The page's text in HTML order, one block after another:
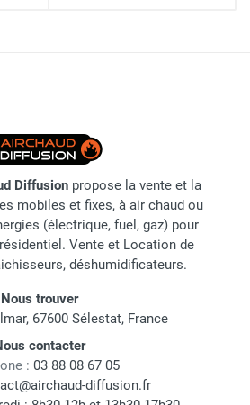
Diffusion propose la vente et la
mobiles et fixes, à air chaud ou
(électrique, fuel, gaz) pour
Vente et Location de
déshumidificateurs.
Nous trouver
67600 Sélestat, France
contacter
: 03 88 08 67 05
diffusion.fr